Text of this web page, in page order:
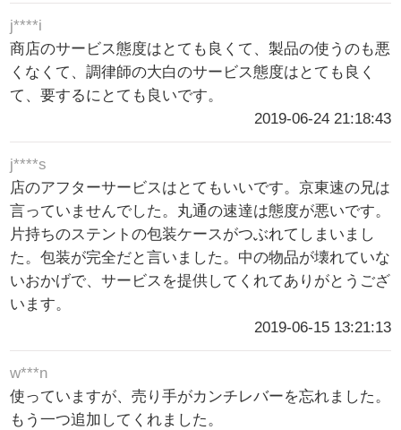
j****i
商店のサービス態度はとても良くて、製品の使うのも悪
くなくて、調律師の大白のサービス態度はとても良く
て、要するにとても良いです。
2019-06-24 21:18:43
j****s
店のアフターサービスはとてもいいです。京東速の兄は
言っていませんでした。丸通の速達は態度が悪いです。
片持ちのステントの包装ケースがつぶれてしまいまし
た。包装が完全だと言いました。中の物品が壊れていな
いおかげで、サービスを提供してくれてありがとうござ
います。
2019-06-15 13:21:13
w***n
使っていますが、売り手がカンチレバーを忘れました。
もう一つ追加してくれました。